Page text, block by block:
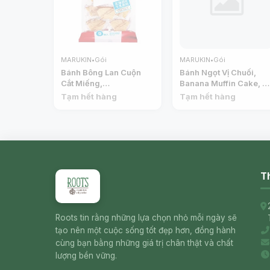
MARUKIN•Gói
Bánh Bông Lan Cuộn
Cắt Miếng,
Baumkuchen, 9 Cái
Tạm hết hàng
MARUKIN•Gói
Bánh Ngọt Vị Chuối,
Banana Muffin Cake, 2
Cái (90g) - MARUKIN
Tạm hết hàng
Roots tin rằng những lựa chọn nhỏ mỗi ngày sẽ
tạo nên một cuộc sống tốt đẹp hơn, đồng hành
cùng bạn bằng những giá trị chân thật và chất
lượng bền vững.